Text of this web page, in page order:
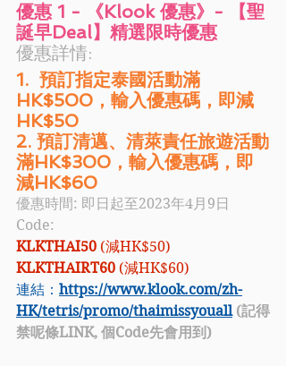
優惠 1 - 《Klook 優惠》- 【聖
誕早Deal】精選限時優惠
優惠詳情:
1.  預訂指定泰國活動滿
HK$500，輸入優惠碼，即減
HK$50
2. 預訂清邁、清萊責任旅遊活動
滿HK$300，輸入優惠碼，即
減HK$60
優惠時間: 即日起至2023年4月9日
Code:
KLKTHAI50 (減HK$50)
KLKTHAIRT60 (減HK$60)
連結： https://www.klook.com/zh-
HK/tetris/promo/thaimissyouall (記得
禁呢條LINK, 個Code先會用到)